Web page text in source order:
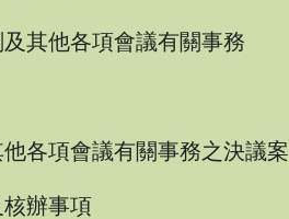
其他各項會議有關事務
各項會議有關事務之決議案
辦事項